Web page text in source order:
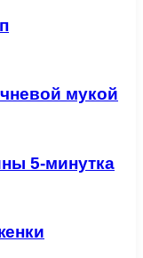
мукой
5-минутка